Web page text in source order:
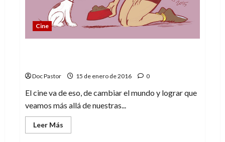
Cine
Doc Pastor 15 de enero de 2016 0
El cine va de eso, de cambiar el mundo y lograr que
veamos más allá de nuestras...
Leer Más
más